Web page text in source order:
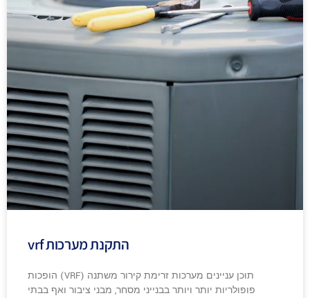
התקנת מערכות vrf
תוכן עניינים מערכות זרימת קירור משתנה (VRF) הופכות
פופולריות יותר ויותר בבנייני מסחר, מבני ציבור ואף בבתי